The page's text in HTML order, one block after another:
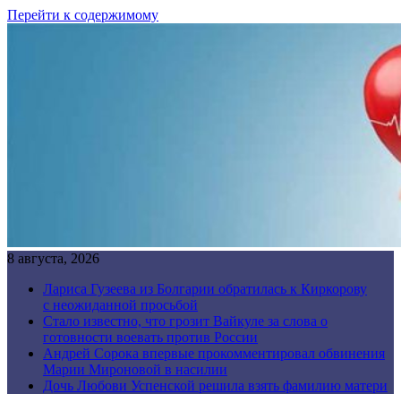
Перейти к содержимому
8 августа, 2026
Лариса Гузеева из Болгарии обратилась к Киркорову
с неожиданной просьбой
Стало известно, что грозит Вайкуле за слова о
готовности воевать против России
Андрей Сорока впервые прокомментировал обвинения
Марии Мироновой в насилии
Дочь Любови Успенской решила взять фамилию матери